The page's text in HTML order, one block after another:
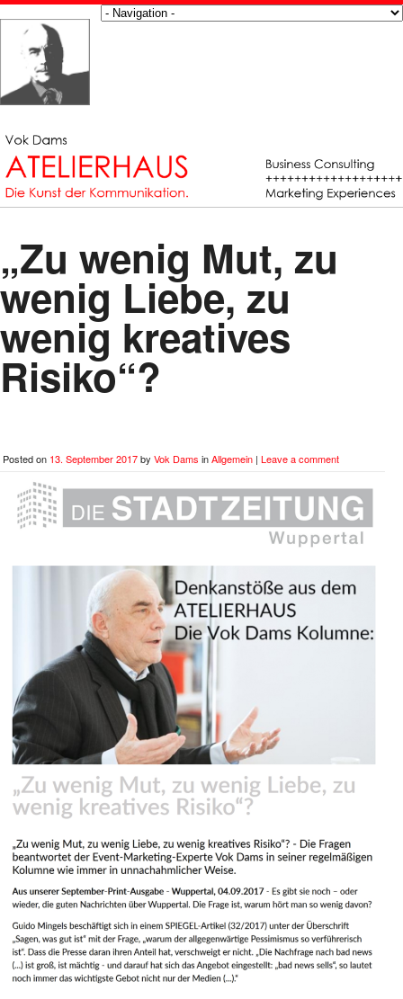
„Zu wenig Mut, zu
wenig Liebe, zu
wenig kreatives
Risiko“?
Posted on 13. September 2017by Vok Dams inAllgemein | Leave a comment